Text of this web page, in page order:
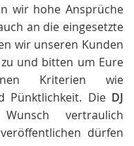
wir hohe Ansprüche
an die eingesetzte
wir unseren Kunden
und bitten um Eure
Kriterien wie
Pünktlichkeit. Die DJ
vertraulich
dürfen